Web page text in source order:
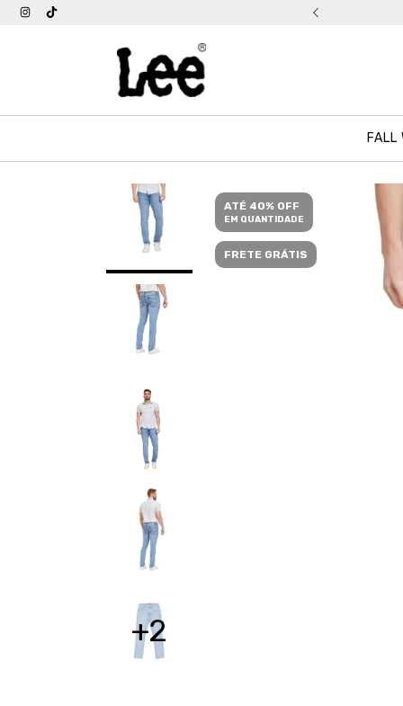
acima de R$ 399
+2
ATÉ 40% OFF
EM QUANTIDADE
FRETE GRÁTIS